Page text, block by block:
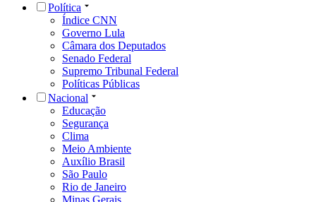
Política
Índice CNN
Governo Lula
Câmara dos Deputados
Senado Federal
Supremo Tribunal Federal
Políticas Públicas
Nacional
Educação
Segurança
Clima
Meio Ambiente
Auxílio Brasil
São Paulo
Rio de Janeiro
Minas Gerais